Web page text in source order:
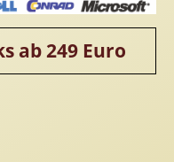
ab 249 Euro